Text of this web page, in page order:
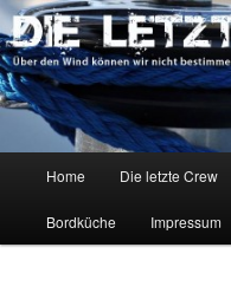
Zum
primären
Inhalt
springen
Zum
sekundären
Inhalt
springenDIE LETZTE
Über den Wind können wir
richten.
Home Die letzte Crew
Bordküche Impressum